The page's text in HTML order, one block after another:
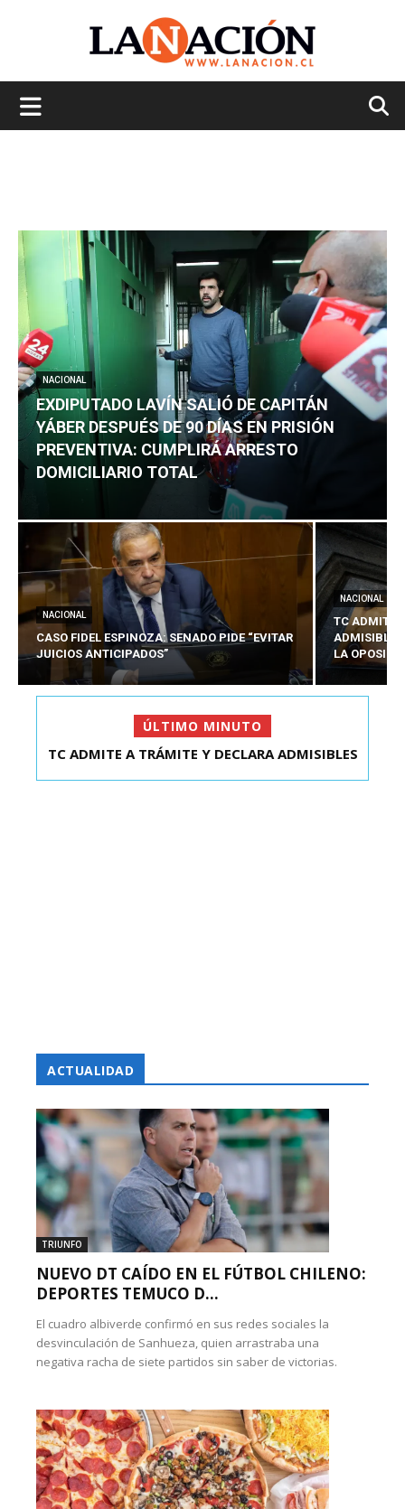
NACIONAL
EXDIPUTADO LAVÍN SALIÓ DE CAPITÁN
YÁBER DESPUÉS DE 90 DÍAS EN PRISIÓN
PREVENTIVA: CUMPLIRÁ ARRESTO
DOMICILIARIO TOTAL
NACIONAL
CASO FIDEL ESPINOZA: SENADO PIDE “EVITAR
JUICIOS ANTICIPADOS”
NACIONAL
TC ADMITE
ADMISIBLES
LA
ÚLTIMO MINUTO
EXDIPUTADO LAVÍN SALIÓ DE CAPITÁN YÁBER
TC ADMITE A TRÁMITE Y DECLARA ADMISIBLES
ACTUALIDAD
TRIUNFO
NUEVO DT CAÍDO EN EL FÚTBOL CHILENO:
DEPORTES TEMUCO D...
El cuadro albiverde confirmó en sus redes sociales la
desvinculación de Sanhueza, quien arrastraba una
negativa racha de siete partidos sin saber de victorias.